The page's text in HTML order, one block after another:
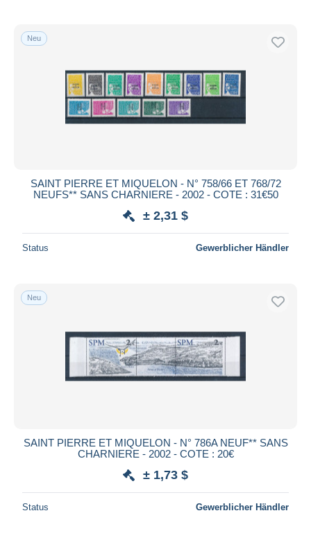
Neu
SAINT PIERRE ET MIQUELON - N° 758/66 ET 768/72
NEUFS** SANS CHARNIERE - 2002 - COTE : 31€50
± 2,31 $
Status Gewerblicher Händler
Neu
SAINT PIERRE ET MIQUELON - N° 786A NEUF** SANS
CHARNIERE - 2002 - COTE : 20€
± 1,73 $
Status Gewerblicher Händler